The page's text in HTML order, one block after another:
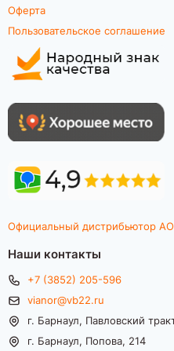
Оферта
Пользовательское соглашение
Официальный дистрибьютор
Наши контакты
+7 (3852) 205-596
vianor@vb22.ru
г. Барнаул, Павловский
г. Барнаул, Попова, 214